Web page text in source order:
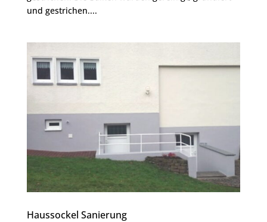
und gestrichen....
Haussockel Sanierung